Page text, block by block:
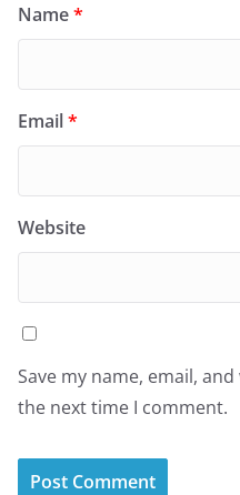
Name*
Email*
Website
Save my name, email,
the next time I comment.